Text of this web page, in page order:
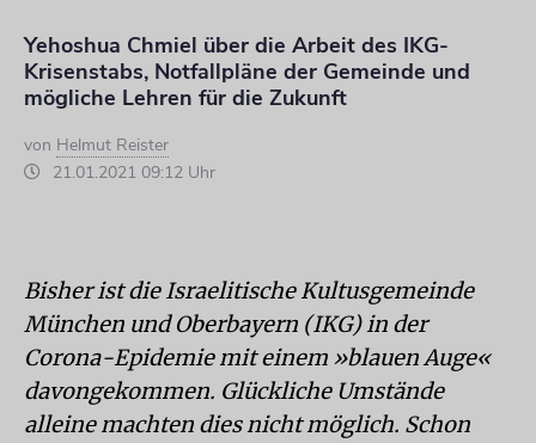
Yehoshua Chmiel über die Arbeit des IKG-
Krisenstabs, Notfallpläne der Gemeinde und
mögliche Lehren für die Zukunft
von Helmut Reister
21.01.2021 09:12 Uhr
Bisher ist die Israelitische Kultusgemeinde
München und Oberbayern (IKG) in der
Corona-Epidemie mit einem »blauen Auge«
davongekommen. Glückliche Umstände
alleine machten dies nicht möglich. Schon